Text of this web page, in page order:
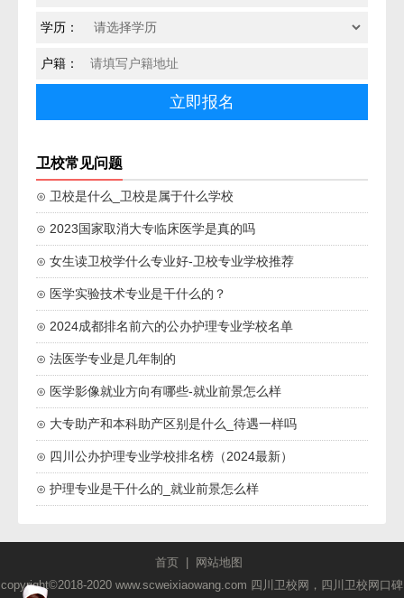
学历：
户籍：
卫校常见问题
⊙ 卫校是什么_卫校是属于什么学校
⊙ 2023国家取消大专临床医学是真的吗
⊙ 女生读卫校学什么专业好-卫校专业学校推荐
⊙ 医学实验技术专业是干什么的？
⊙ 2024成都排名前六的公办护理专业学校名单
⊙ 法医学专业是几年制的
⊙ 医学影像就业方向有哪些-就业前景怎么样
⊙ 大专助产和本科助产区别是什么_待遇一样吗
⊙ 四川公办护理专业学校排名榜（2024最新）
⊙ 护理专业是干什么的_就业前景怎么样
首页|
网站地图
copyright©2018-2020 www.scweixiaowang.com 四川卫校网，四川卫校网口碑